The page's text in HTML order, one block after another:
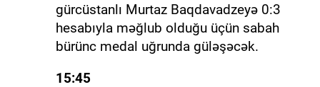
gürcüstanlı Murtaz Baqdavadzeyə 0:3
hesabıyla məğlub olduğu üçün sabah
bürünc medal uğrunda güləşəcək.
15:45